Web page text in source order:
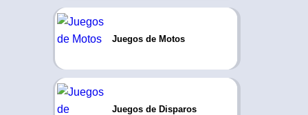
Juegos de Motos
Juegos de Disparos